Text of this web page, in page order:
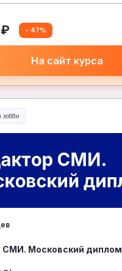
- 47%
На сайт курса
хобби
и хобби
СМИ. Московский диплом